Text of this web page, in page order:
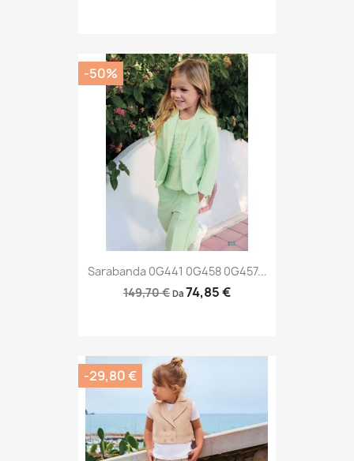
Sarabanda 0G441 0G458 0G457...
149,70 € Da 74,85 €
-50%
-29,80 €